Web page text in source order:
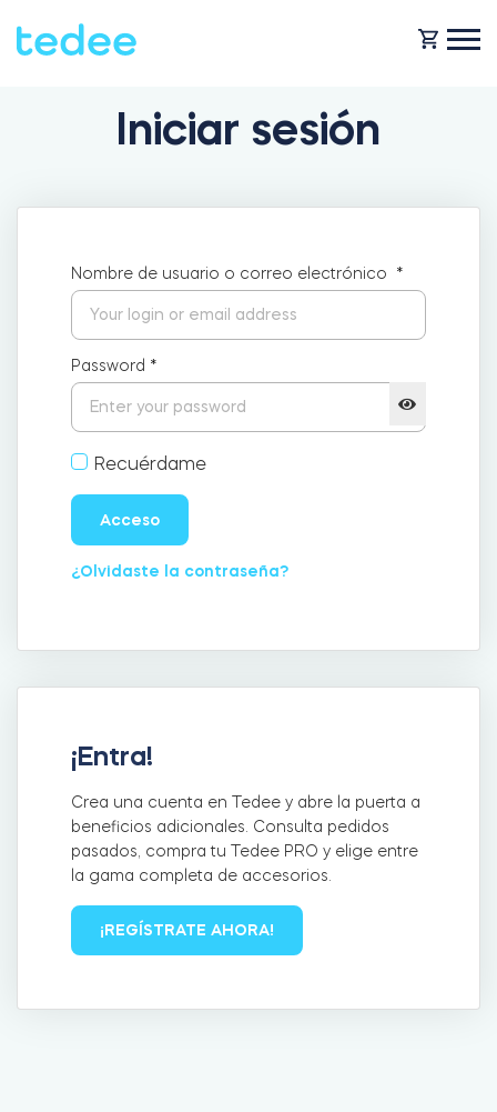
¿CÓMO FUNCIONA?
Alquiler
Empresa
Integraciones
Cerraduras
Tedee GO
Tedee GO2
Door Sensor
SOPORTE
TIENDA
COMPRAR AHORA
Iniciar sesión
Nombre de usuario o correo electrónico *
Password *
Recuérdame
Acceso
¿Olvidaste la contraseña?
¡Entra!
Crea una cuenta en Tedee y abre la puerta a
beneficios adicionales. Consulta pedidos
pasados, compra tu Tedee PRO y elige entre
la gama completa de accesorios.
¡REGÍSTRATE AHORA!